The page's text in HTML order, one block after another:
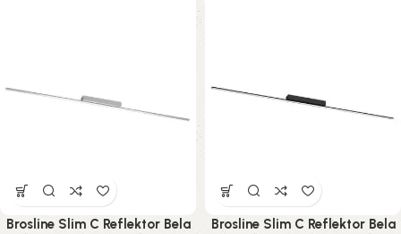
Brosline Slim C Reflektor Bela
Brosline Slim C Reflektor Bela